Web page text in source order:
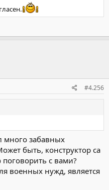
#4.256
много забавных
быть, конструктор са
с вами?
военных нужд, является